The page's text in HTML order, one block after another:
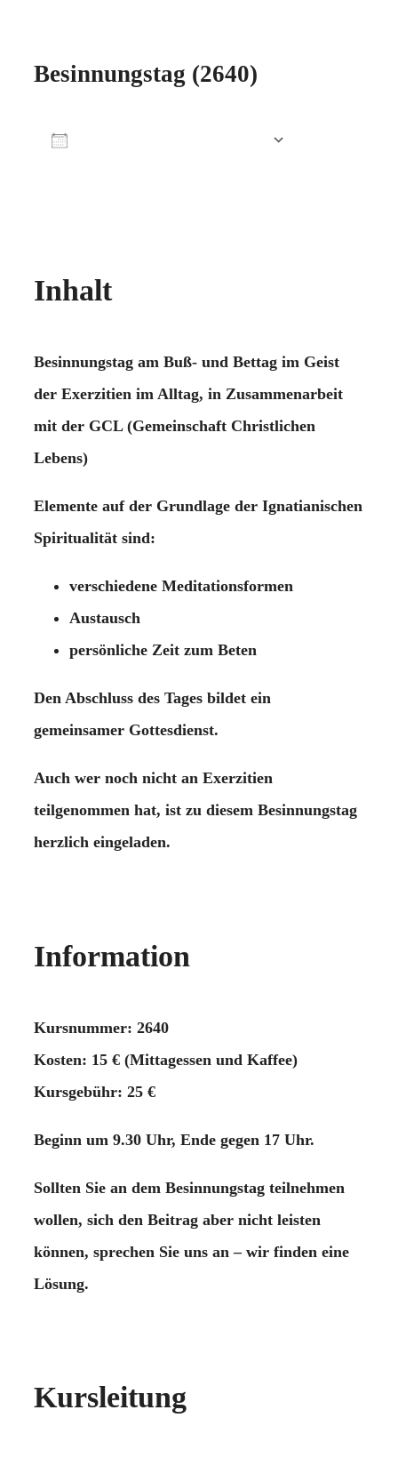
Besinnungstag (2640)
Inhalt
Besinnungstag am Buß- und Bettag im Geist
der Exerzitien im Alltag, in Zusammenarbeit
mit der GCL (Gemeinschaft Christlichen
Lebens)
Elemente auf der Grundlage der Ignatianischen
Spiritualität sind:
verschiedene Meditationsformen
Austausch
persönliche Zeit zum Beten
Den Abschluss des Tages bildet ein
gemeinsamer Gottesdienst.
Auch wer noch nicht an Exerzitien
teilgenommen hat, ist zu diesem Besinnungstag
herzlich eingeladen.
Information
Kursnummer: 2640
Kosten: 15 € (Mittagessen und Kaffee)
Kursgebühr: 25 €
Beginn um 9.30 Uhr, Ende gegen 17 Uhr.
Sollten Sie an dem Besinnungstag teilnehmen
wollen, sich den Beitrag aber nicht leisten
können, sprechen Sie uns an – wir finden eine
Lösung.
Kursleitung